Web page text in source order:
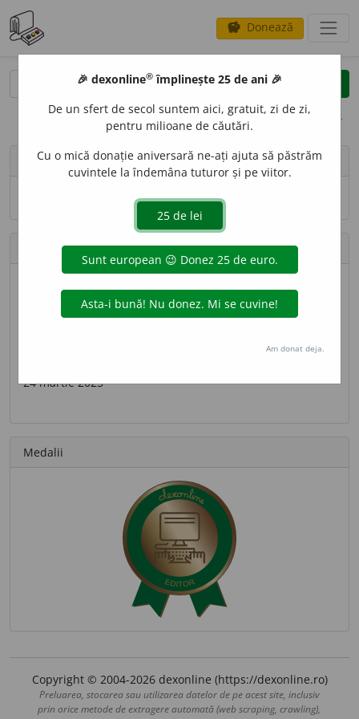
savings Donează
opțiuni
person AlexandraBMA
Numele și adresa de e-mail nu sînt vizibile.
Contribuții
20 (locul 145)
24 martie 2025
Medalii
Copyright © 2004-2026 dexonline (https://dexonline.ro)
Preluarea, stocarea sau utilizarea datelor de pe acest site, inclusiv
prin orice metode de extragere automată (web scraping, crawling),
🎉 dexonline® împlinește 25 de ani 🎉
De un sfert de secol suntem aici, gratuit, zi de zi,
pentru milioane de căutări.
Cu o mică donație aniversară ne-ați ajuta să păstrăm
cuvintele la îndemâna tuturor și pe viitor.
Am donat deja.